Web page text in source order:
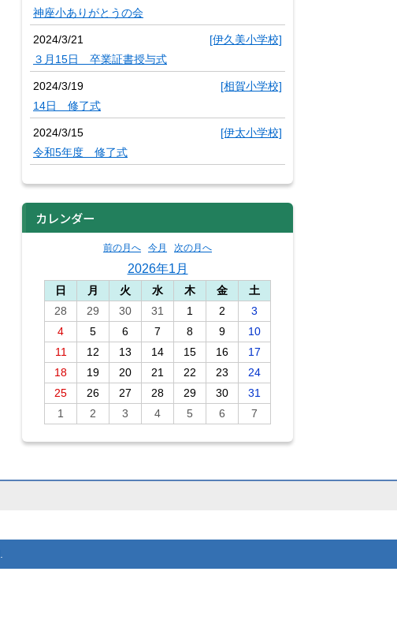
神座小ありがとうの会
2024/3/21
[伊久美小学校]
３月15日 卒業証書授与式
2024/3/19
[相賀小学校]
14日 修了式
2024/3/15
[伊太小学校]
令和5年度 修了式
カレンダー
前の月へ 今月 次の月へ
2026年1月
日 月 火 水 木 金
土
28
29 30 31 1 2
3
4
5 6 7 8 9
10
11
12 13 14 15 16
17
18
19 20 21 22 23
24
25
26 27 28 29 30
31
1
2 3 4 5 6 7